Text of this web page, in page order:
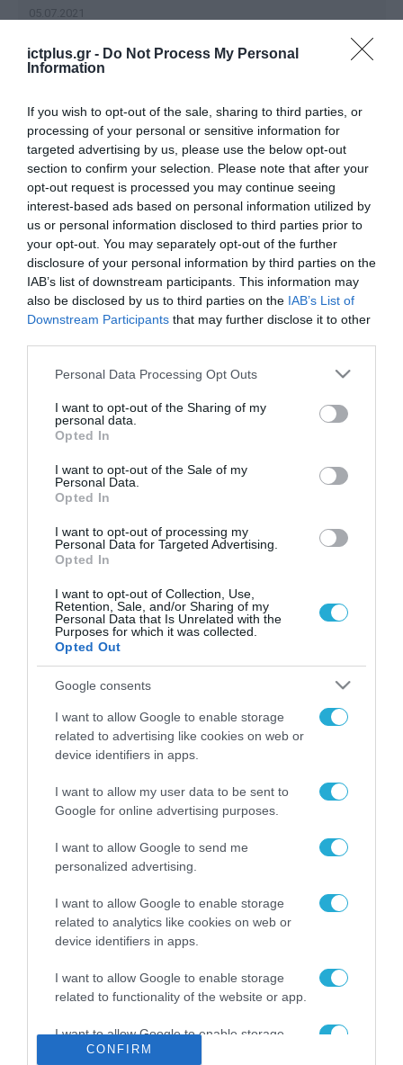
ictplus.gr - Do Not Process My Personal
Information
If you wish to opt-out of the sale, sharing to third parties, or
processing of your personal or sensitive information for
targeted advertising by us, please use the below opt-out
section to confirm your selection. Please note that after your
opt-out request is processed you may continue seeing
interest-based ads based on personal information utilized by
us or personal information disclosed to third parties prior to
your opt-out. You may separately opt-out of the further
disclosure of your personal information by third parties on the
IAB’s list of downstream participants. This information may
also be disclosed by us to third parties on the IAB’s List of
Downstream Participants that may further disclose it to other
Please note that this website/app uses one or more Google
not limited to your visit or usage behaviour. You may click to
grant or deny consent to Google and its third-party tags to
use your data for below specified purposes in below Google
consent section.
Personal Data Processing Opt Outs
I want to opt-out of the Sharing of my
personal data.
Opted In
I want to opt-out of the Sale of my
Personal Data.
Opted In
I want to opt-out of processing my
Personal Data for Targeted Advertising.
Opted In
I want to opt-out of Collection, Use,
Retention, Sale, and/or Sharing of my
Personal Data that Is Unrelated with the
Purposes for which it was collected.
Opted Out
Google consents
I want to allow Google to enable storage
related to advertising like cookies on web or
device identifiers in apps.
I want to allow my user data to be sent to
Google for online advertising purposes.
I want to allow Google to send me
personalized advertising.
I want to allow Google to enable storage
related to analytics like cookies on web or
device identifiers in apps.
I want to allow Google to enable storage
related to functionality of the website or app.
I want to allow Google to enable storage
related to personalization.
CONFIRM
συνεργασία ελληνικών και γαλλικών
επιχειρήσεων και με πρωτοβουλία
του υπουργείου Περιβάλλοντος και Ενέργειας.
Στην κατεύθυνση αυτή, υπεγράφη την
Περιβάλλοντος και Ενέργειας, Κώστα
Σκρέκα, παρουσία της Γενικής Γραμματέως
Ενέργειας και Ορυκτών Πρώτων
Υλών, Αλεξάνδρας Σδούκου, με
συνυπογράφοντες την Περιφέρεια […]
ΡΟΗ ΕΙΔΗΣΕΩΝ
Το χρηματοδοτούμενο
από την ΕΕ έργο “The
Gaming Police”
ενισχύει την ασφάλεια
των παιδιών στο
31.07.2026
ΑΑΔΕ: Διευκρινίσεις
για τα πρόστιμα σε
παραβάσεις που
31.07.2026
Τεχνητή Νοημοσύνη
δεν είναι απλώς μια
νέα τεχνολογία, είναι
επανάσταση»
31.07.2026
Νέος οδηγός του ΕΚΤ
για τη χρηματοδότηση
των ελληνικών
επιχειρήσεων στον
χώρο της άμυνας